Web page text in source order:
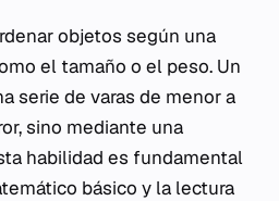
objetos según una
el tamaño o el peso. Un
serie de varas de menor a
sino mediante una
habilidad es fundamental
básico y la lectura